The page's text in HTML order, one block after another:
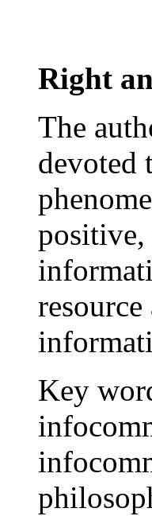
Right
The
devoted
Key